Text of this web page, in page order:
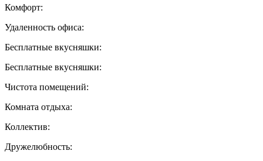
Комфорт:
Удаленность офиса:
Бесплатные вкусняшки:
Бесплатные вкусняшки:
Чистота помещений:
Комната отдыха:
Коллектив:
Дружелюбность: